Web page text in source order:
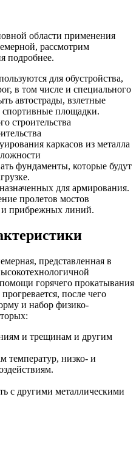
области применения
рассмотрим
подробнее.
для обустройства,
в том числе и специального
автострады, взлетные
площадки.
строительства
каркасов из металла
фундаменты, которые будут
для армирования.
пролетов мостов
и прибрежных линий.
представленная в
горячего прокатывания
после чего
и набор физико-
и трещинам и другим
температур, низко- и
с другими металлическими